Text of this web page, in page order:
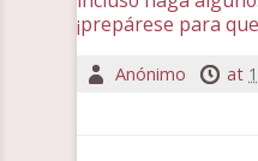
¡prepárese para
Anónimo at